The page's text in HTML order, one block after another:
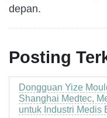
depan.
Posting
Dongguan Yize
Shanghai Medtec,
untuk Industri Medis